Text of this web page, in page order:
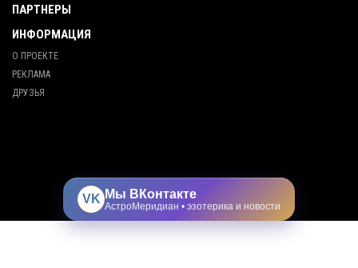
ПАРТНЕРЫ
ИНФОРМАЦИЯ
О ПРОЕКТЕ
РЕКЛАМА
ДРУЗЬЯ
VK Мы ВКонтакте
АстроМеридиан • эзотерика и новости